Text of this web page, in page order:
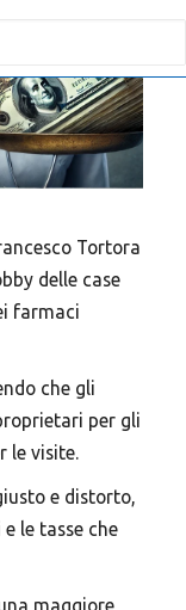
Tortora
delle case
farmaci
che gli
per gli
le visite.
e distorto,
le tasse che
maggiore
FNOVI